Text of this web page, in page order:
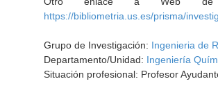
https://bibliometria.us.es/prisma/
Grupo de Investigación: Ingenieria de
Departamento/Unidad: Ingeniería
Situación profesional: Profesor